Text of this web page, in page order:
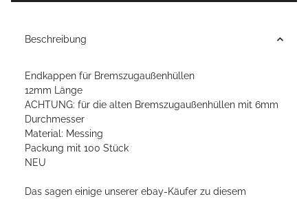
Beschreibung
Endkappen für Bremszugaußenhüllen
12mm Länge
ACHTUNG: für die alten Bremszugaußenhüllen mit 6mm
Durchmesser
Material: Messing
Packung mit 100 Stück
NEU
Das sagen einige unserer ebay-Käufer zu diesem